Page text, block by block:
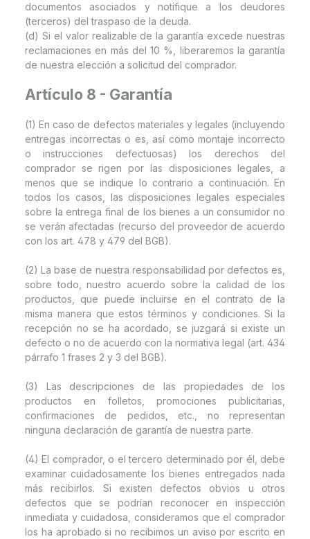
documentos asociados y notifique a los deudores
(terceros) del traspaso de la deuda.
(d) Si el valor realizable de la garantía excede nuestras
reclamaciones en más del 10 %, liberaremos la garantía
de nuestra elección a solicitud del comprador.
Artículo 8 - Garantía
(1) En caso de defectos materiales y legales (incluyendo
entregas incorrectas o es, así como montaje incorrecto
o instrucciones defectuosas) los derechos del
comprador se rigen por las disposiciones legales, a
menos que se indique lo contrario a continuación. En
todos los casos, las disposiciones legales especiales
sobre la entrega final de los bienes a un consumidor no
se verán afectadas (recurso del proveedor de acuerdo
con los art. 478 y 479 del BGB).
(2) La base de nuestra responsabilidad por defectos es,
sobre todo, nuestro acuerdo sobre la calidad de los
productos, que puede incluirse en el contrato de la
misma manera que estos términos y condiciones. Si la
recepción no se ha acordado, se juzgará si existe un
defecto o no de acuerdo con la normativa legal (art. 434
párrafo 1 frases 2 y 3 del BGB).
(3) Las descripciones de las propiedades de los
productos en folletos, promociones publicitarias,
confirmaciones de pedidos, etc., no representan
ninguna declaración de garantía de nuestra parte.
(4) El comprador, o el tercero determinado por él, debe
examinar cuidadosamente los bienes entregados nada
más recibirlos. Si existen defectos obvios u otros
defectos que se podrían reconocer en inspección
inmediata y cuidadosa, consideramos que el comprador
los ha aprobado si no recibimos un aviso por escrito en